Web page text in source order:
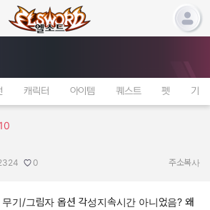
캐릭터 아이템 퀘스트 펫 기타
10
0 주소복사
기/그림자 옵션 각성지속시간 아니었음? 왜